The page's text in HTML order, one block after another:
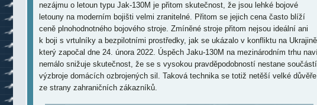
nezájmu o letoun typu Jak-130M je přitom skutečnost, že jsou lehké bojové
letouny na moderním bojišti velmi zranitelné. Přitom se jejich cena často blíží
ceně plnohodnotného bojového stroje. Zmíněné stroje přitom nejsou ideální ani
k boji s vrtulníky a bezpilotními prostředky, jak se ukázalo v konfliktu na
který započal dne 24. února 2022. Úspěch Jaku-130M na mezinárodním trhu
nemálo snižuje skutečnost, že se s vysokou pravděpodobností nestane součástí
výzbroje domácích ozbrojených sil. Taková technika se totiž netěší velké důvěře
ze strany zahraničních zákazníků.